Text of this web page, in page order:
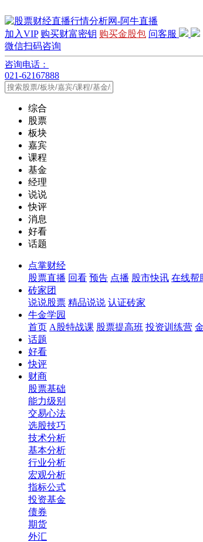
加入VIP 购买财富密钥 购买金股包 问客服
微信扫码咨询
咨询电话：
021-62167888
综合
股票
板块
嘉宾
课程
基金
经理
说说
快评
消息
好看
话题
点掌财经
股票直播 回看 预告 点播 股市快讯 在线帮
砖家团
说说股票 精品说说 认证砖家
牛金学园
首页 A股特战课 股票提高班 投资训练营
话题
好看
快评
财商
股票基础
能力级别
交易心法
选股技巧
技术分析
基本分析
行业分析
宏观分析
指标公式
投资基金
债券
期货
外汇